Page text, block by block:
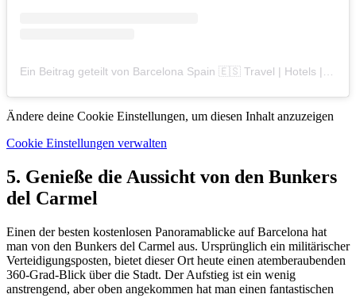
Ändere deine Cookie Einstellungen, um diesen Inhalt anzuzeigen
Cookie Einstellungen verwalten
5. Genieße die Aussicht von den Bunkers
del Carmel
Einen der besten kostenlosen Panoramablicke auf Barcelona hat
man von den Bunkers del Carmel aus. Ursprünglich ein militärischer
Verteidigungsposten, bietet dieser Ort heute einen atemberaubenden
360-Grad-Blick über die Stadt. Der Aufstieg ist ein wenig
anstrengend, aber oben angekommen hat man einen fantastischen